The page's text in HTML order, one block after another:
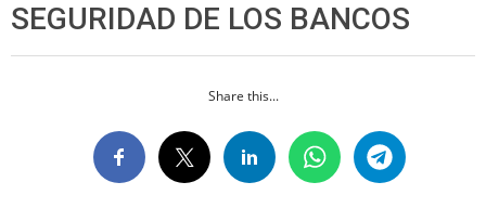
SEGURIDAD DE LOS BANCOS
Share this...